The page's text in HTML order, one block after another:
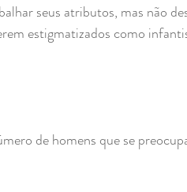
seus atributos, mas não
estigmatizados como
de homens que se